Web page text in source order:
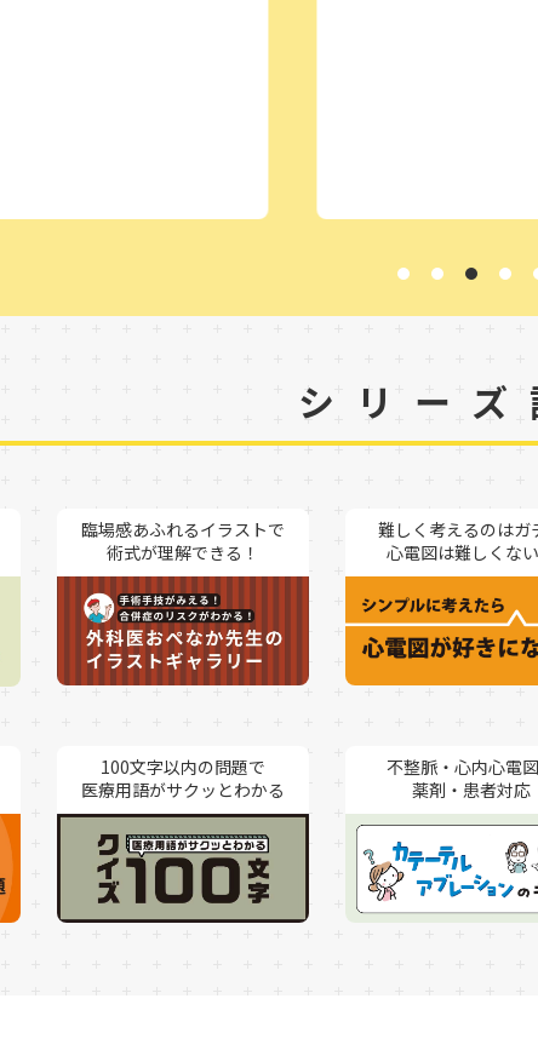
シリーズ
臨場感あふれるイラストで
術式が理解できる！
難しく考えるのはガ
心電図は難しくな
100文字以内の問題で
不整脈・心内心電図
薬剤・患者対応